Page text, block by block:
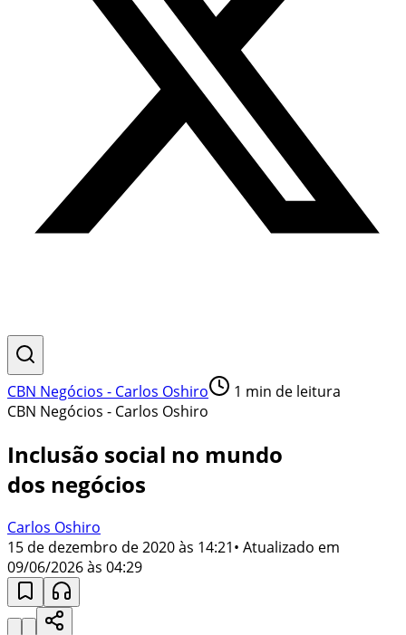
CBN Negócios - Carlos Oshiro 1 min de leitura
CBN Negócios - Carlos Oshiro
Inclusão social no mundo
dos negócios
Carlos Oshiro
15 de dezembro de 2020 às 14:21• Atualizado em
09/06/2026 às 04:29